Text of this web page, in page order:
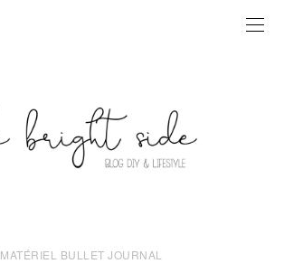
MATÉRIEL BULLET JOURNAL